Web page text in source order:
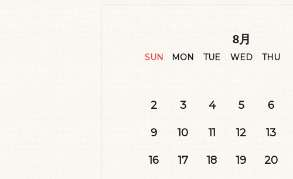
8月
SUN MON TUE WED THU
2 3 4 5 6
9 10 11 12 13
16 17 18 19 20